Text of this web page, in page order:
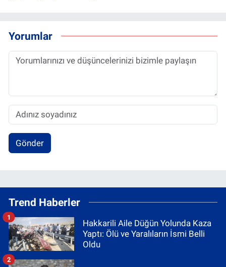
Yorumlar
Gönder
Trend Haberler
Hakkarili Aile Düğün Yolunda Kaza
Yaptı: Ölü ve Yaralıların İsmi Belli
Oldu
1
2